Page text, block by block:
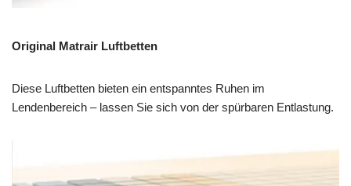
Original Matrair Luftbetten
Diese Luftbetten bieten ein entspanntes Ruhen im
Lendenbereich – lassen Sie sich von der spürbaren Entlastung.